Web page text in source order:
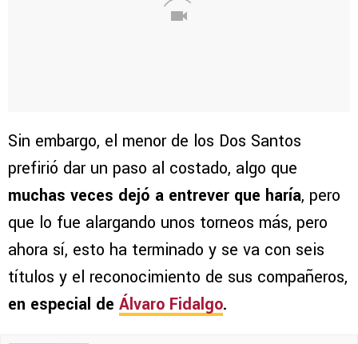
Sin embargo, el menor de los Dos Santos
prefirió dar un paso al costado, algo que
muchas veces dejó a entrever que haría, pero
que lo fue alargando unos torneos más, pero
ahora sí, esto ha terminado y se va con seis
títulos y el reconocimiento de sus compañeros,
en especial de Álvaro Fidalgo.